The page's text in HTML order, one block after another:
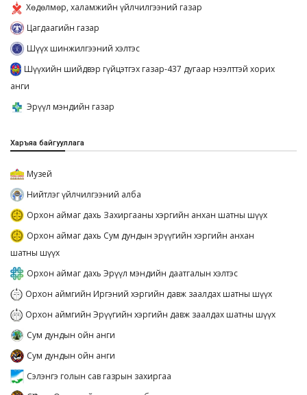
Хөдөлмөр, халамжийн үйлчилгээний газар
Цагдаагийн газар
Шүүх шинжилгээний хэлтэс
Шүүхийн шийдвэр гүйцэтгэх газар-437 дугаар нээлттэй хорих
анги
Эрүүл мэндийн газар
Харъяа байгууллага
Музей
Нийтлэг үйлчилгээний алба
Орхон аймаг дахь Захиргааны хэргийн анхан шатны шүүх
Орхон аймаг дахь Сум дундын эрүүгийн хэргийн анхан
шатны шүүх
Орхон аймаг дахь Эрүүл мэндийн даатгалын хэлтэс
Орхон аймгийн Иргэний хэргийн давж заалдах шатны шүүх
Орхон аймгийн Эрүүгийн хэргийн давж заалдах шатны шүүх
Сум дундын ойн анги
Сум дундын ойн анги
Сэлэнгэ голын сав газрын захиргаа